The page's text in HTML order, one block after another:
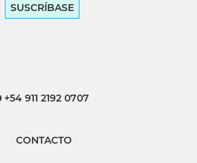
SUSCRÍBASE
+54 911 2192 0707
CONTACTO